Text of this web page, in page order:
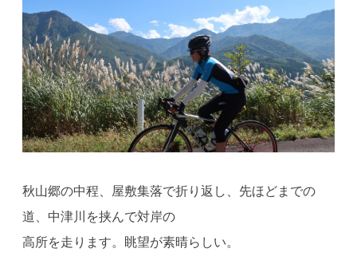
秋山郷の中程、屋敷集落で折り返し、先ほどまでの
道、中津川を挟んで対岸の
高所を走ります。眺望が素晴らしい。